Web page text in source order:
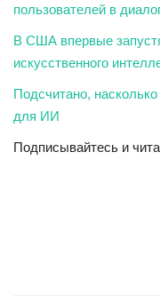
пользователей в
В США впервые
искусственного
Подсчитано,
для ИИ
Подписывайтесь и